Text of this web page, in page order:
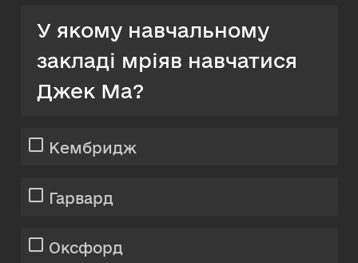
У якому навчальному
закладі мріяв навчатися
Джек Ма?
Кембридж
Гарвард
Оксфорд